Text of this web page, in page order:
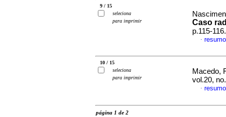
9 / 15
seleciona
para imprimir
Caso
p.115-
·
10 / 15
seleciona
para imprimir
Macedo,
vol.20,
·
página 1 de 2